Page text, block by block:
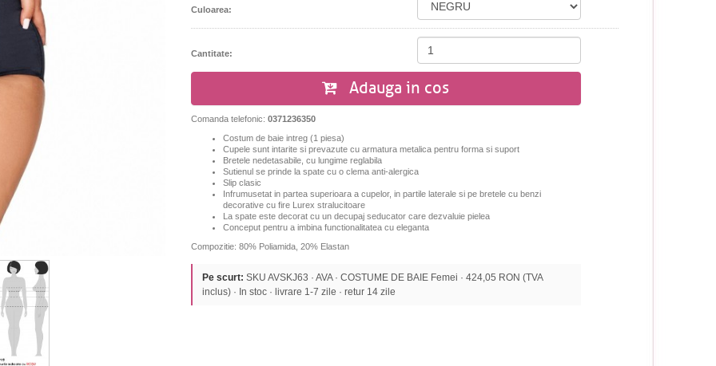
Culoarea:
Cantitate:
Adauga in cos
Comanda telefonic: 0371236350
Costum de baie intreg (1 piesa)
Cupele sunt intarite si prevazute cu armatura metalica pentru forma si suport
Bretele nedetasabile, cu lungime reglabila
Sutienul se prinde la spate cu o clema anti-alergica
Slip clasic
Infrumusetat in partea superioara a cupelor, in partile laterale si pe bretele cu benzi
decorative cu fire Lurex stralucitoare
La spate este decorat cu un decupaj seducator care dezvaluie pielea
Conceput pentru a imbina functionalitatea cu eleganta
Compozitie: 80% Poliamida, 20% Elastan
Pe scurt: SKU AVSKJ63 · AVA · COSTUME DE BAIE Femei · 424,05 RON (TVA
inclus) · In stoc · livrare 1-7 zile · retur 14 zile